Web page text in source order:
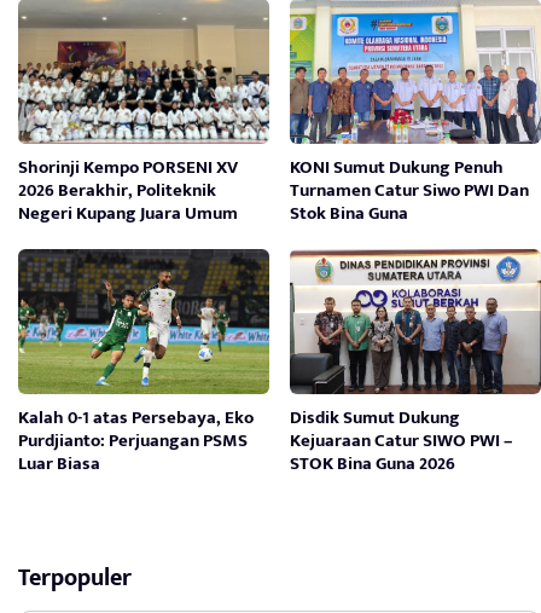
Shorinji Kempo PORSENI XV
2026 Berakhir, Politeknik
Negeri Kupang Juara Umum
KONI Sumut Dukung Penuh
Turnamen Catur Siwo PWI Dan
Stok Bina Guna
Kalah 0-1 atas Persebaya, Eko
Purdjianto: Perjuangan PSMS
Luar Biasa
Disdik Sumut Dukung
Kejuaraan Catur SIWO PWI –
STOK Bina Guna 2026
Terpopuler